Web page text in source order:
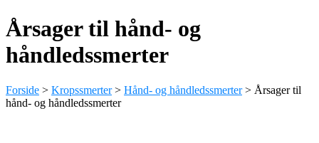
Årsager til hånd- og
håndledssmerter
Forside > Kropssmerter> Hånd- og håndledssmerter> Årsager til
hånd- og håndledssmerter